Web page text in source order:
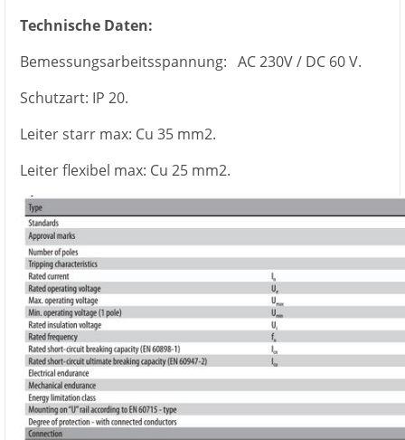
Technische Daten:
Bemessungsarbeitsspannung: AC 230V / DC 60 V.
Schutzart: IP 20.
Leiter starr max: Cu 35 mm2.
Leiter flexibel max: Cu 25 mm2.